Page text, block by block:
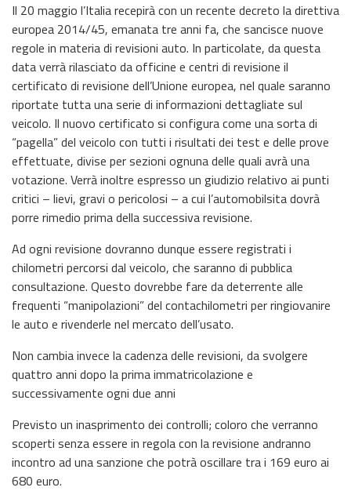
Il 20 maggio l’Italia recepirà con un recente decreto la direttiva
europea 2014/45, emanata tre anni fa, che sancisce nuove
regole in materia di revisioni auto. In particolate, da questa
data verrà rilasciato da officine e centri di revisione il
certificato di revisione dell’Unione europea, nel quale saranno
riportate tutta una serie di informazioni dettagliate sul
veicolo. Il nuovo certificato si configura come una sorta di
“pagella” del veicolo con tutti i risultati dei test e delle prove
effettuate, divise per sezioni ognuna delle quali avrà una
votazione. Verrà inoltre espresso un giudizio relativo ai punti
critici – lievi, gravi o pericolosi – a cui l’automobilsita dovrà
porre rimedio prima della successiva revisione.
Ad ogni revisione dovranno dunque essere registrati i
chilometri percorsi dal veicolo, che saranno di pubblica
consultazione. Questo dovrebbe fare da deterrente alle
frequenti “manipolazioni” del contachilometri per ringiovanire
le auto e rivenderle nel mercato dell’usato.
Non cambia invece la cadenza delle revisioni, da svolgere
quattro anni dopo la prima immatricolazione e
successivamente ogni due anni
Previsto un inasprimento dei controlli; coloro che verranno
scoperti senza essere in regola con la revisione andranno
incontro ad una sanzione che potrà oscillare tra i 169 euro ai
680 euro.